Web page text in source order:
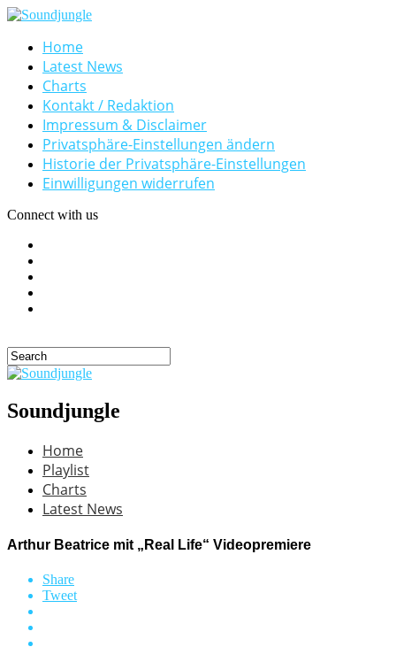
Home
Latest News
Charts
Kontakt / Redaktion
Impressum & Disclaimer
Privatsphäre-Einstellungen ändern
Historie der Privatsphäre-Einstellungen
Einwilligungen widerrufen
Connect with us
Soundjungle
Home
Playlist
Charts
Latest News
Arthur Beatrice mit „Real Life“ Videopremiere
Share
Tweet